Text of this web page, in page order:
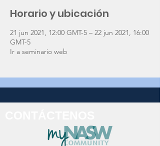
Horario y ubicación
21 jun 2021, 12:00 GMT-5 – 22 jun 2021, 16:00
GMT-5
Ir a seminario web